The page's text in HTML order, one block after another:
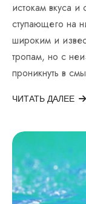
истокам вкуса
ступающего на
широким и
тропам, но с
проникнуть в
ЧИТАТЬ ДАЛЕЕ